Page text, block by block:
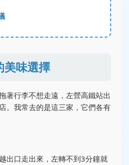
美味選擇
著行李不想走遠，左營高鐵站出
。我常去的是這三家，它們各有
出口走出來，左轉不到3分鐘就